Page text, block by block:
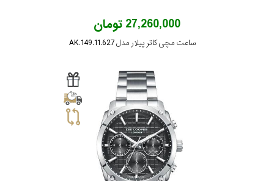
27,260,000 تومان
ساعت مچی کاتر پیلار مدل AK.149.11.627